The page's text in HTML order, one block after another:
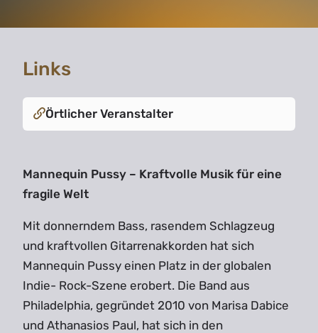
Links
Örtlicher Veranstalter
Mannequin Pussy – Kraftvolle Musik für eine
fragile Welt
Mit donnerndem Bass, rasendem Schlagzeug
und kraftvollen Gitarrenakkorden hat sich
Mannequin Pussy einen Platz in der globalen
Indie- Rock-Szene erobert. Die Band aus
Philadelphia, gegründet 2010 von Marisa Dabice
und Athanasios Paul, hat sich in den